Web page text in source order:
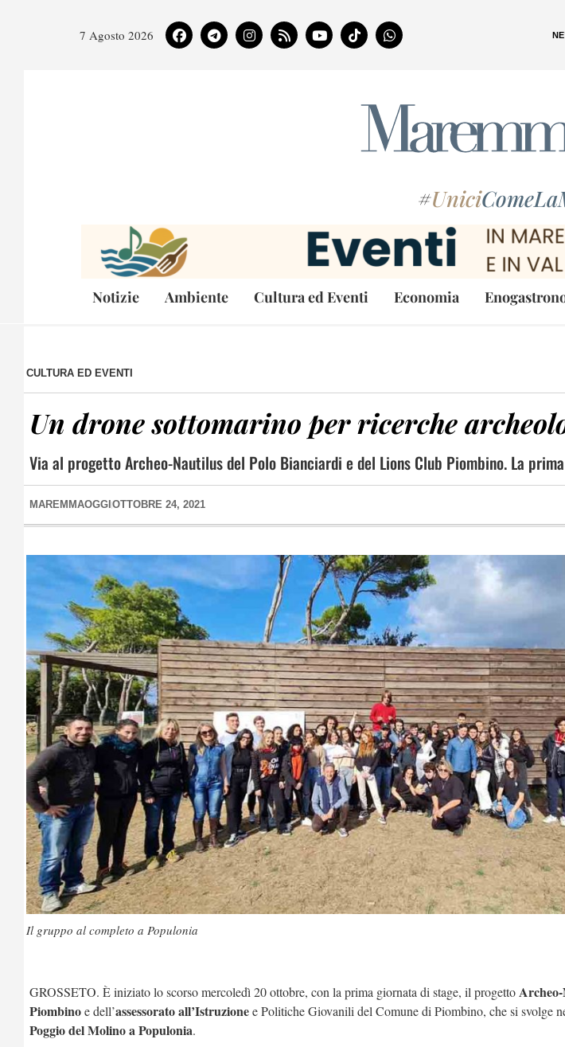
7 Agosto 2026
#Unici
Notizie Ambiente Cultura ed Eventi Economia
CULTURA ED EVENTI
Un drone sottomarino per ricerche
Via al progetto Archeo-Nautilus del Polo Bianciardi e del Lions Club Piombino. La
MAREMMAOGGI OTTOBRE 24, 2021
Il gruppo al completo a Populonia
GROSSETO. È iniziato lo scorso mercoledì 20 ottobre, con la prima giornata di stage, il progetto
Piombinoe dell’assessorato all’Istruzionee Politiche Giovanili del Comune di Piombino, che si svolge
Poggio del Molino a Populonia.